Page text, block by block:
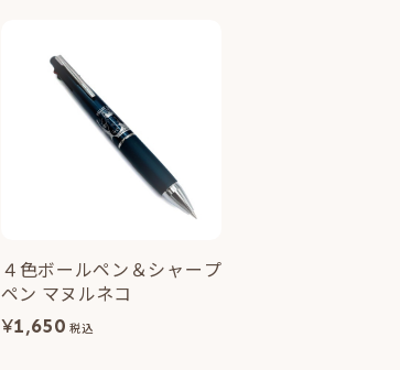
４色ボールペン＆シャープ
ペン マヌルネコ
¥1,650 税込